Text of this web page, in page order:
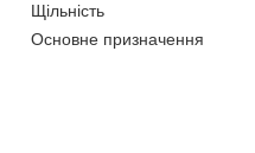
Щільність
Основне призначення